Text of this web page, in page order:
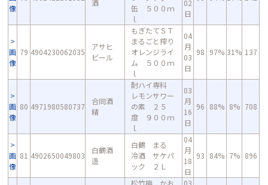
像
酒
缶 ５００ｍ
ｌ
02
日
画
像
79 4904230062035
アサヒ
ビール
もぎたてＳＴ
まるごと搾り
オレンジライ
ム ５００ｍ
ｌ
04
月
03
日
98 97% 31% 137
画
像
80 4971980580737
合同酒
精
酎ハイ専科
レモンサワー
の素 ２５
度 ９００ｍ
ｌ
03
月
16
日
96 88% 8% 708
画
像
81 4902650049803
白鶴酒
造
白鶴 まる
冷酒 サケパ
ック ２Ｌ
04
月
18
日
93 84% 7% 896
松竹梅 かお
03